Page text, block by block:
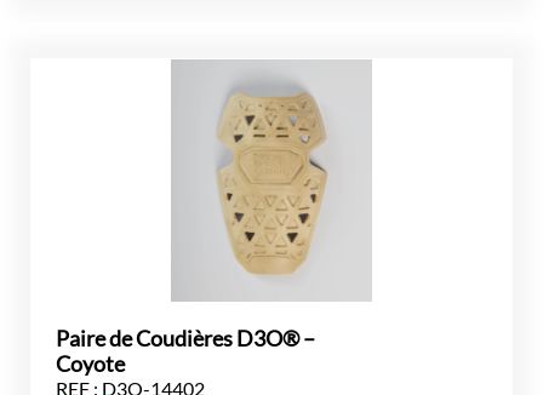
Paire de Coudières D3O® –
Coyote
REF : D3O-14402